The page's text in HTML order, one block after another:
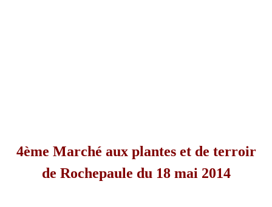
4ème Marché aux plantes et de terroir
de Rochepaule du 18 mai 2014